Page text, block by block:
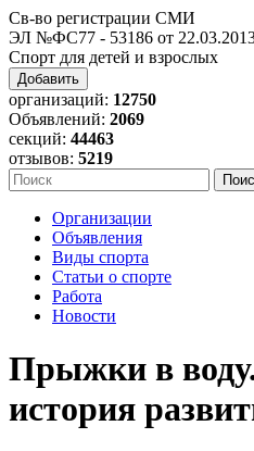
Св-во регистрации СМИ
ЭЛ №ФС77 - 53186 от
Спорт для детей и взрослых
Добавить
организаций: 12750
Объявлений: 2069
секций: 44463
отзывов: 5219
Организации
Объявления
Виды спорта
Статьи о спорте
Работа
Новости
Прыжки в
история